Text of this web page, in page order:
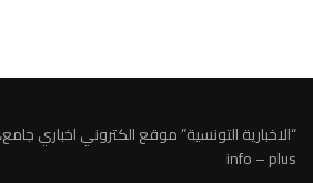
“الاخبارية التونسية” موقع الكتروني اخباري
info – plus